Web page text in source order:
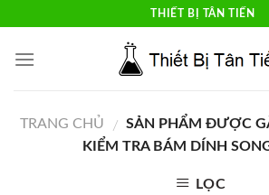
content
THIẾT BỊ TÂN TIẾN
TRANG CHỦ / SẢN PHẨM ĐƯỢC
KIỂM TRA BÁM DÍNH
LỌC